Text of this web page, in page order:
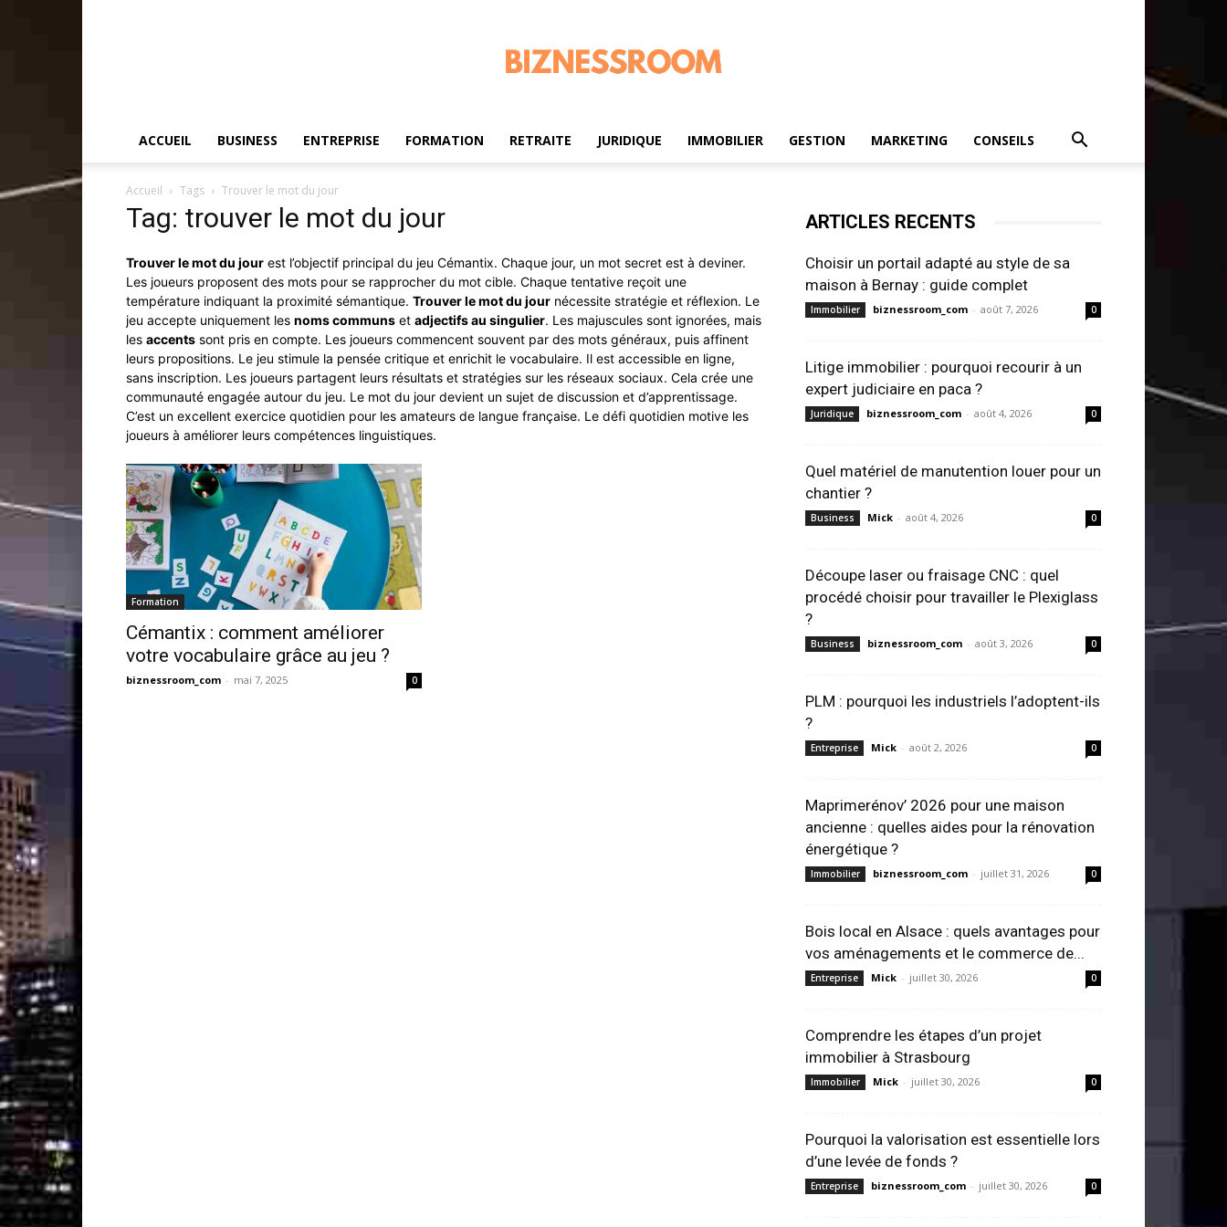
ACCUEIL BUSINESS ENTREPRISE FORMATION RETRAITE JURIDIQUE IMMOBILIER GESTION MARKETING CONSEILS
Accueil Tags Trouver le mot du jour
Tag: trouver le mot du jour
Trouver le mot du jour est l’objectif principal du jeu Cémantix. Chaque jour, un mot secret est à deviner.
Les joueurs proposent des mots pour se rapprocher du mot cible. Chaque tentative reçoit une
température indiquant la proximité sémantique. Trouver le mot du jour nécessite stratégie et réflexion. Le
jeu accepte uniquement les noms communs et adjectifs au singulier. Les majuscules sont ignorées, mais
les accents sont pris en compte. Les joueurs commencent souvent par des mots généraux, puis affinent
leurs propositions. Le jeu stimule la pensée critique et enrichit le vocabulaire. Il est accessible en ligne,
sans inscription. Les joueurs partagent leurs résultats et stratégies sur les réseaux sociaux. Cela crée une
communauté engagée autour du jeu. Le mot du jour devient un sujet de discussion et d’apprentissage.
C’est un excellent exercice quotidien pour les amateurs de langue française. Le défi quotidien motive les
joueurs à améliorer leurs compétences linguistiques.
Formation
Cémantix : comment améliorer
votre vocabulaire grâce au jeu ?
biznessroom_com - mai 7, 2025 0
ARTICLES RECENTS
Choisir un portail adapté au style de sa
maison à Bernay : guide complet
Immobilier biznessroom_com - août 7, 2026 0
Litige immobilier : pourquoi recourir à un
expert judiciaire en paca ?
Juridique biznessroom_com - août 4, 2026 0
Quel matériel de manutention louer pour un
chantier ?
Business Mick - août 4, 2026 0
Découpe laser ou fraisage CNC : quel
procédé choisir pour travailler le Plexiglass
?
Business biznessroom_com - août 3, 2026 0
PLM : pourquoi les industriels l’adoptent-ils
?
Entreprise Mick - août 2, 2026 0
Maprimerénov’ 2026 pour une maison
ancienne : quelles aides pour la rénovation
énergétique ?
Immobilier biznessroom_com - juillet 31, 2026 0
Bois local en Alsace : quels avantages pour
vos aménagements et le commerce de...
Entreprise Mick - juillet 30, 2026 0
Comprendre les étapes d’un projet
immobilier à Strasbourg
Immobilier Mick - juillet 30, 2026 0
Pourquoi la valorisation est essentielle lors
d’une levée de fonds ?
Entreprise biznessroom_com - juillet 30, 2026 0